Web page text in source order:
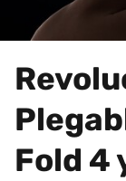
Fold 4